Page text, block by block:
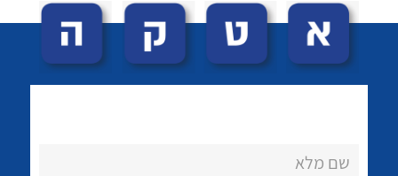
שם מלא